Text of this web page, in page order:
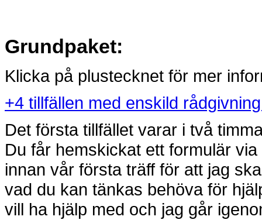
Grundpaket:
Klicka på plustecknet för mer
+4 tillfällen med enskild
Det första tillfället varar i två
Du får hemskickat ett formulär
innan vår första träff för att jag
vad du kan tänkas behöva för
vill ha hjälp med och jag går